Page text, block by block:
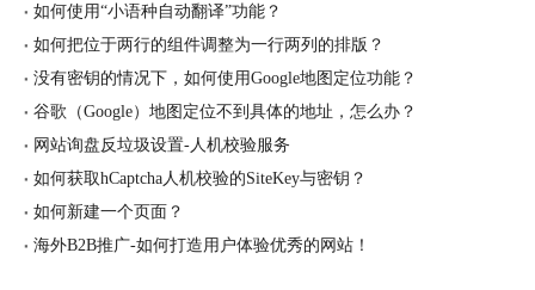
如何使用“小语种自动翻译”功能？
如何把位于两行的组件调整为一行两列的排版？
没有密钥的情况下，如何使用Google地图定位功能？
谷歌（Google）地图定位不到具体的地址，怎么办？
网站询盘反垃圾设置-人机校验服务
如何获取hCaptcha人机校验的SiteKey与密钥？
如何新建一个页面？
海外B2B推广-如何打造用户体验优秀的网站！